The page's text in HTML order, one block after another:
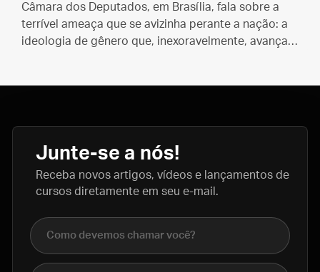
Câmara dos Deputados, em Brasília, fala sobre a
terrível ameaça que se avizinha perante a nação: a
ideologia de gênero que, inexoravelmente, avança
Junte-se a nós!
Receba novos artigos, vídeos e lançamentos de
cursos diretamente em seu e-mail.
Nome completo